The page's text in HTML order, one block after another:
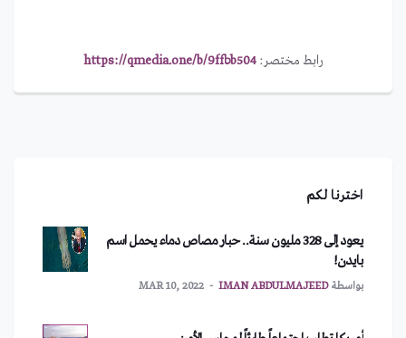
رابط مختصر:https://qmedia.one/b/9ffbb504
اخترنا لكم
يعود إلى 328 مليون سنة.. حبار مصاص دماء يحمل اسم
بايدن!
بواسطةIMAN ABDULMAJEED
MAR 10, 2022